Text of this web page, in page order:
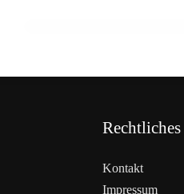
Rechtliches
Kontakt
Impressum